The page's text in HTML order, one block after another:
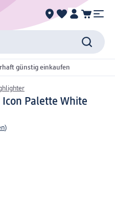
günstig einkaufen
Palette White
)